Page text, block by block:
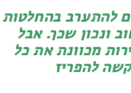
להתערב בהחלטות
ונכון שכך. אבל
מכוונת את כל
להפריז